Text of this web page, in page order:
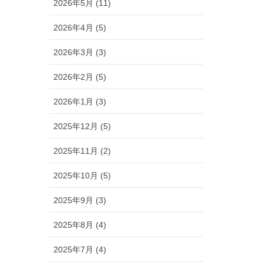
2026年5月 (11)
2026年4月 (5)
2026年3月 (3)
2026年2月 (5)
2026年1月 (3)
2025年12月 (5)
2025年11月 (2)
2025年10月 (5)
2025年9月 (3)
2025年8月 (4)
2025年7月 (4)